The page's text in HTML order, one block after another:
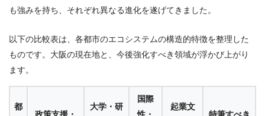
も強みを持ち、それぞれ異なる進化を遂げてきました。
以下の比較表は、各都市のエコシステムの構造的特徴を整理した
ものです。大阪の現在地と、今後強化すべき領域が浮かび上がり
ます。
都
大学・研
国際
起業文